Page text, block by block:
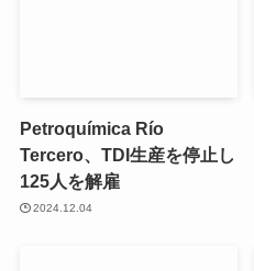
Petroquímica Río
Tercero、TDI生産を停止し
125人を解雇
2024.12.04